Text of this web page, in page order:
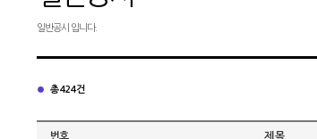
일반공시 입니다.
총 424건
번호 제 목